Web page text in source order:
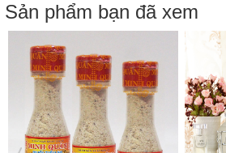
Sản phẩm bạn đã xem